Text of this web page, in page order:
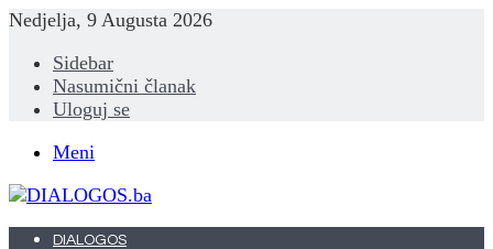
Nedjelja, 9 Augusta 2026
Sidebar
Nasumični članak
Uloguj se
Meni
DIALOGOS